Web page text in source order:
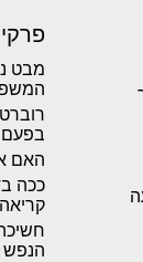
מבט
בפעם
האם
ככה
הנפש